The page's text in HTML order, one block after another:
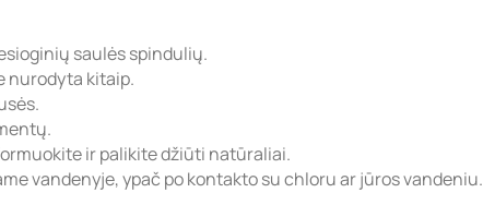
saulės spindulių.
nurodyta kitaip.
ir palikite džiūti natūraliai.
vandenyje, ypač po kontakto su chloru ar jūros vandeniu.